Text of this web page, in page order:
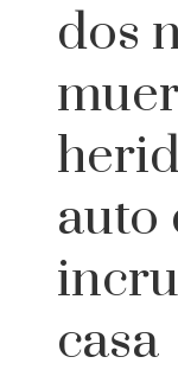
dos
auto
casa